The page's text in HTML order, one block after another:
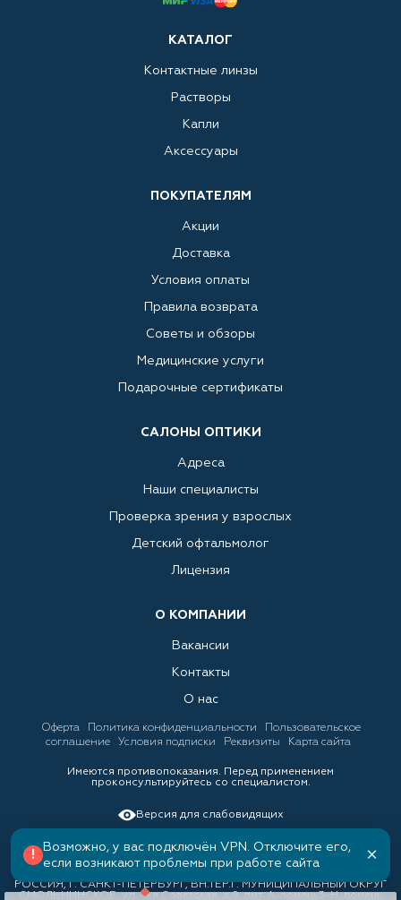
КАТАЛОГ
Контактные линзы
Растворы
Капли
Аксессуары
ПОКУПАТЕЛЯМ
Акции
Доставка
Условия оплаты
Правила возврата
Советы и обзоры
Медицинские услуги
Подарочные сертификаты
САЛОНЫ ОПТИКИ
Адреса
Наши специалисты
Проверка зрения у взрослых
Детский офтальмолог
Лицензия
О КОМПАНИИ
Вакансии
Контакты
О нас
Оферта Политика конфиденциальности
Пользовательское
соглашение
Условия подписки Реквизиты Карта сайта
Имеются противопоказания. Перед применением
проконсультируйтесь со специалистом.
Версия для слабовидящих
РОССИЯ, Г. САНКТ-ПЕТЕРБУРГ, ВН.ТЕР.Г. МУНИЦИПАЛЬНЫЙ ОКРУГ
СМОЛЬНИНСКОЕ, ул. 3-я Советская, д.9, лит. А, помещ.3-Н, помещ.
!
Возможно, у вас подключён VPN. Отключите его,
если возникают проблемы при работе сайта
×